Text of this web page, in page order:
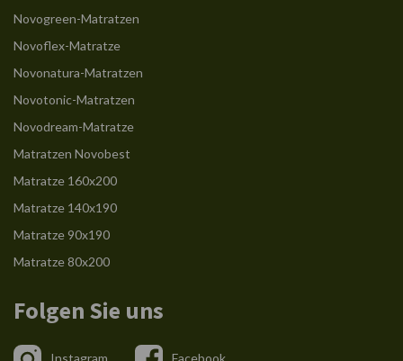
Novogreen-Matratzen
Novoflex-Matratze
Novonatura-Matratzen
Novotonic-Matratzen
Novodream-Matratze
Matratzen Novobest
Matratze 160x200
Matratze 140x190
Matratze 90x190
Matratze 80x200
Folgen Sie uns